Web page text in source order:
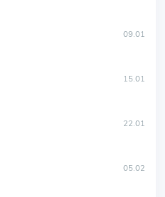
09.01
15.01
22.01
05.02